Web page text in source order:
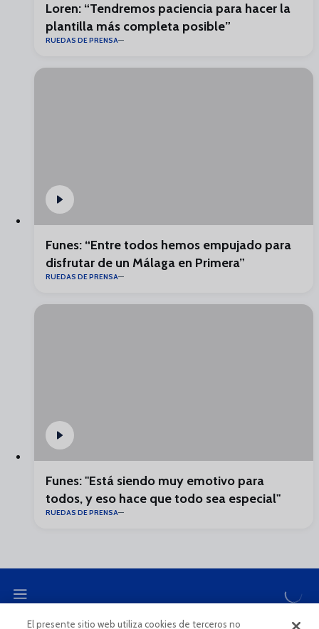
Loren: “Tendremos paciencia para hacer la
plantilla más completa posible”
RUEDAS DE PRENSA
Funes: “Entre todos hemos empujado para
disfrutar de un Málaga en Primera”
RUEDAS DE PRENSA
Funes: "Está siendo muy emotivo para
todos, y eso hace que todo sea especial"
RUEDAS DE PRENSA
El presente sitio web utiliza cookies de terceros no